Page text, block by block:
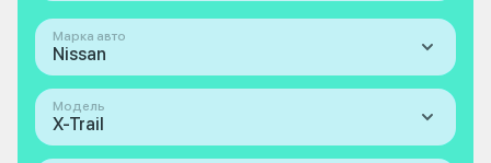
Марка авто
Nissan
Модель
X-Trail